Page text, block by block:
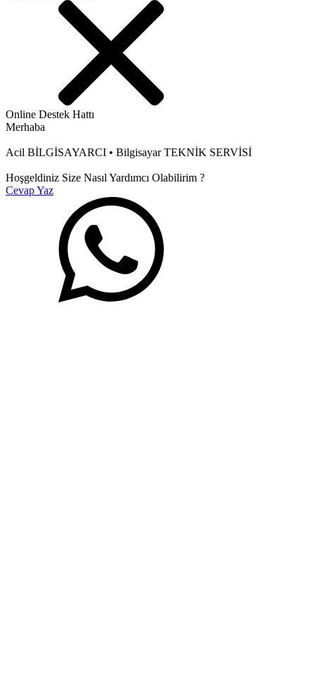
Online Destek Hattı
Merhaba
Acil BİLGİSAYARCI • Bilgisayar TEKNİK SERVİSİ
Hoşgeldiniz Size Nasıl Yardımcı Olabilirim ?
Cevap Yaz